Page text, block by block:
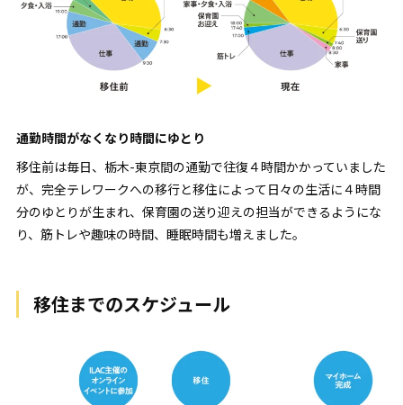
通勤時間がなくなり時間にゆとり
移住前は毎日、栃木-東京間の通勤で往復４時間かかっていました
が、完全テレワークへの移行と移住によって日々の生活に４時間
分のゆとりが生まれ、保育園の送り迎えの担当ができるようにな
り、筋トレや趣味の時間、睡眠時間も増えました。
移住までのスケジュール